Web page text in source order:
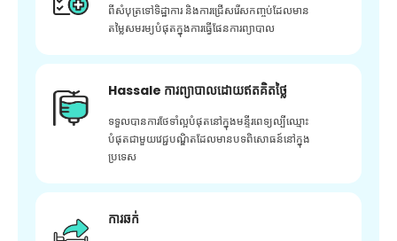
ពីសំបុត្រទៅទិដ្ឋាការ និងការជ្រើសរើសកញ្ចប់ដែលមាន
តម្លៃសមរម្យបំផុតក្នុងការធ្វើផែនការព្យាបាល
Hassale ការព្យាបាលដោយឥតគិតថ្លៃ
ទទួលបានការថែទាំល្អបំផុតនៅក្នុងមន្ទីរពេទ្យល្បីឈ្មោះ
បំផុតជាមួយវេជ្ជបណ្ឌិតដែលមានបទពិសោធន៍នៅក្នុង
ប្រទេស
ការឆក់